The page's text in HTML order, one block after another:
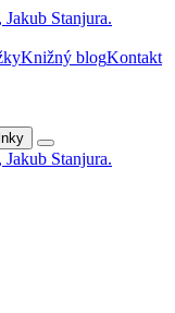
Knižný blogKontakt